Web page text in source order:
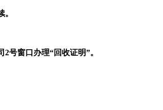
窗口办理“回收证明”。